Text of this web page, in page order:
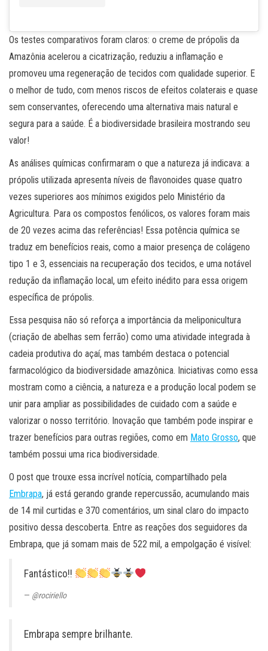
Os testes comparativos foram claros: o creme de própolis da
Amazônia acelerou a cicatrização, reduziu a inflamação e
promoveu uma regeneração de tecidos com qualidade superior. E
o melhor de tudo, com menos riscos de efeitos colaterais e quase
sem conservantes, oferecendo uma alternativa mais natural e
segura para a saúde. É a biodiversidade brasileira mostrando seu
valor!
As análises químicas confirmaram o que a natureza já indicava: a
própolis utilizada apresenta níveis de flavonoides quase quatro
vezes superiores aos mínimos exigidos pelo Ministério da
Agricultura. Para os compostos fenólicos, os valores foram mais
de 20 vezes acima das referências! Essa potência química se
traduz em benefícios reais, como a maior presença de colágeno
tipo 1 e 3, essenciais na recuperação dos tecidos, e uma notável
redução da inflamação local, um efeito inédito para essa origem
específica de própolis.
Essa pesquisa não só reforça a importância da meliponicultura
(criação de abelhas sem ferrão) como uma atividade integrada à
cadeia produtiva do açaí, mas também destaca o potencial
farmacológico da biodiversidade amazônica. Iniciativas como essa
mostram como a ciência, a natureza e a produção local podem se
unir para ampliar as possibilidades de cuidado com a saúde e
valorizar o nosso território. Inovação que também pode inspirar e
trazer benefícios para outras regiões, como em Mato Grosso, que
também possui uma rica biodiversidade.
O post que trouxe essa incrível notícia, compartilhado pela
Embrapa, já está gerando grande repercussão, acumulando mais
de 14 mil curtidas e 370 comentários, um sinal claro do impacto
positivo dessa descoberta. Entre as reações dos seguidores da
Embrapa, que já somam mais de 522 mil, a empolgação é visível:
Fantástico!!
@rociriello
Embrapa sempre brilhante.